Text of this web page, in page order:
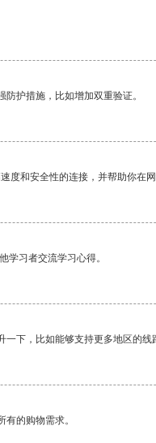
护措施，比如增加双重验证。
度和安全性的连接，并帮助你在网
学习者交流学习心得。
下，比如能够支持更多地区的线
的购物需求。